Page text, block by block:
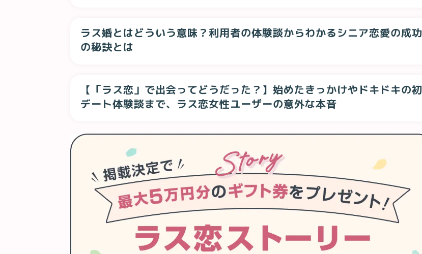
ラス婚とはどういう意味？利用者の体験談からわかるシニア恋愛の成功
の秘訣とは
【「ラス恋」で出会ってどうだった？】始めたきっかけやドキドキの初
デート体験談まで、ラス恋女性ユーザーの意外な本音